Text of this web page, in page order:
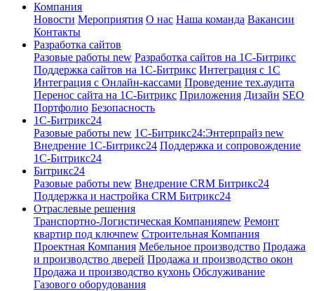
Компания
Новости Мероприятия О нас Наша команда Вакансии
Контакты
Разработка сайтов
Разовые работы new Разработка сайтов на 1С-Битрикс
Поддержка сайтов на 1С-Битрикс Интеграция с 1С
Интеграция с Онлайн-кассами Проведение тех.аудита
Перенос сайта на 1С-Битрикс Приложения Дизайн SEO
Портфолио Безопасность
1C-Битрикс24
Разовые работы new 1С-Битрикс24:Энтерпрайз new
Внедрение 1C-Битрикс24 Поддержка и сопровождение
1С-Битрикс24
Битрикс24
Разовые работы new Внедрение CRM Битрикс24
Поддержка и настройка CRM Битрикс24
Отраслевые решения
Транспортно-Логистическая Компанияnew Ремонт
квартир под ключnew Строительная Компания
Проектная Компания Мебельное производство Продажа
и производство дверей Продажа и производство окон
Продажа и производство кухонь Обслуживание
Газового оборудования